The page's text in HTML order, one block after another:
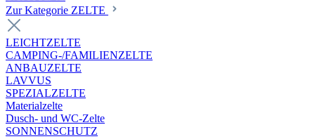
Zur Kategorie ZELTE
LEICHTZELTE
CAMPING-/FAMILIENZELTE
ANBAUZELTE
LAVVUS
SPEZIALZELTE
Materialzelte
Dusch- und WC-Zelte
SONNENSCHUTZ